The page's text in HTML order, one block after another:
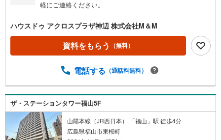
軽にご連絡ください。
ハウスドゥ アクロスプラザ神辺 株式会社M＆M
資料をもらう （無料）
電話する （通話料無料）
ザ・ステーションタワー福山5F
山陽本線（JR西日本） 「福山」駅 徒歩4分
広島県福山市東桜町